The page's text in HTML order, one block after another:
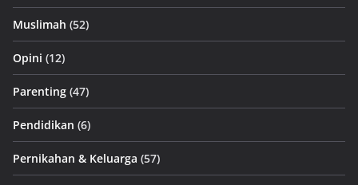
Muslimah (52)
Opini (12)
Parenting (47)
Pendidikan (6)
Pernikahan & Keluarga (57)